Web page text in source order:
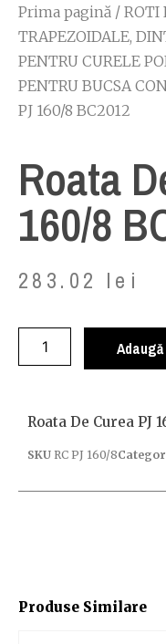
Prima pagină / ROTI
TRAPEZOIDALE,
PENTRU CURELE
PENTRU BUCSA
PJ 160/8 BC2012
Roata
160/8
283.02 lei
Produse Similare
Roata De Curea PJ
SKU RC PJ 160/8